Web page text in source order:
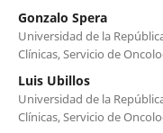
Gonzalo Spera
Universidad de la
Clínicas, Servicio de
Luis Ubillos
Universidad de la
Clínicas, Servicio de